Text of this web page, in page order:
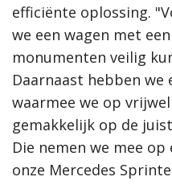
efficiënte oplossing.
we een wagen met
monumenten veilig
Daarnaast hebben
waarmee we op
gemakkelijk op de
Die nemen we mee
onze Mercedes